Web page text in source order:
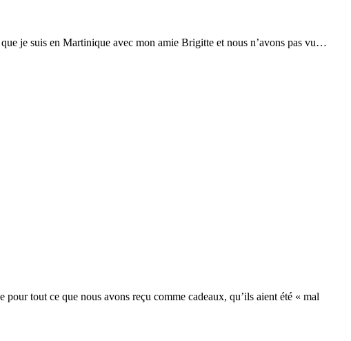
je suis en Martinique avec mon amie Brigitte et nous n’avons pas vu…
tout ce que nous avons reçu comme cadeaux, qu’ils aient été « mal